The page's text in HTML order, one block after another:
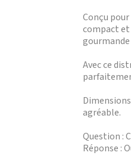
Conçu
compact et
Avec ce
agréable.
Question :
Réponse :